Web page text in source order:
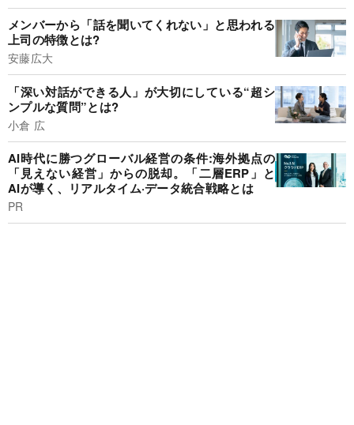
メンバーから「話を聞いてくれない」と思われる
上司の特徴とは?
安藤広大
「深い対話ができる人」が大切にしている“超シ
ンプルな質問”とは?
小倉 広
AI時代に勝つグローバル経営の条件:海外拠点の
「見えない経営」からの脱却。「二層ERP」と
AIが導く、リアルタイム·データ統合戦略とは
PR